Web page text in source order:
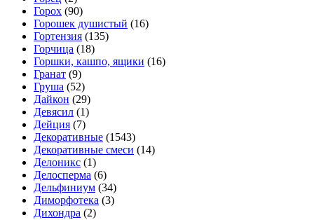
Горох (90)
Горошек душистый (16)
Гортензия (135)
Горчица (18)
Горшки, кашпо, ящики (16)
Гранат (9)
Груша (52)
Дайкон (29)
Девясил (1)
Дейция (7)
Декоративные (1543)
Декоративные смеси (14)
Делоникс (1)
Делосперма (6)
Дельфиниум (34)
Диморфотека (3)
Дихондра (2)